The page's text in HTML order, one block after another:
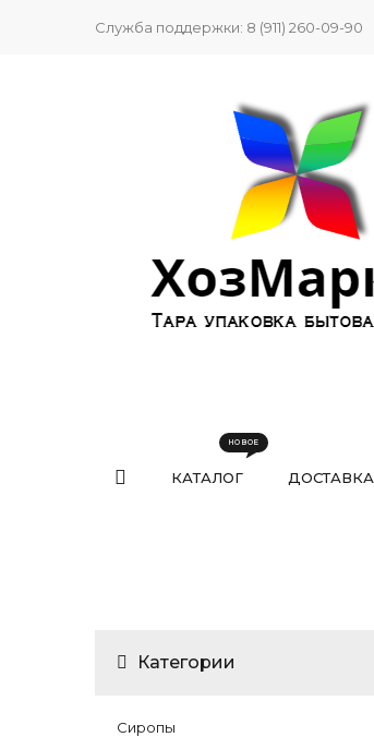
Служба поддержки: 8 (911) 260-09-90
КАТАЛОГ ДОСТАВКА
Категории
Сиропы